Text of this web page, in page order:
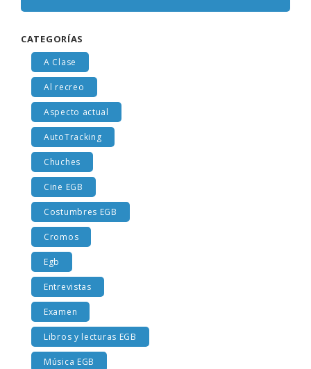
CATEGORÍAS
A Clase
Al recreo
Aspecto actual
AutoTracking
Chuches
Cine EGB
Costumbres EGB
Cromos
Egb
Entrevistas
Examen
Libros y lecturas EGB
Música EGB